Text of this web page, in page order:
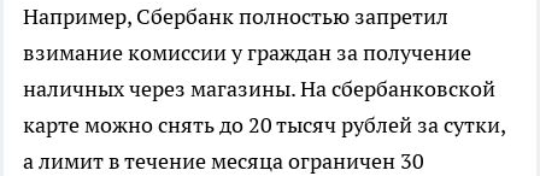
Например, Сбербанк полностью запретил
взимание комиссии у граждан за получение
наличных через магазины. На сбербанковской
карте можно снять до 20 тысяч рублей за сутки,
а лимит в течение месяца ограничен 30